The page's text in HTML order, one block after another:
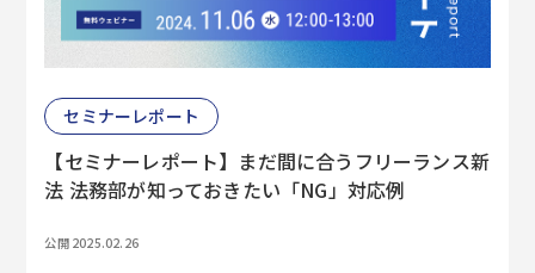
セミナーレポート
【セミナーレポート】まだ間に合うフリーランス新
法 法務部が知っておきたい「NG」対応例
公開 2025.02.26